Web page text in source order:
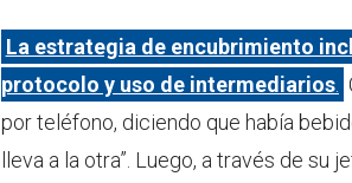
La estrategia de encubrimiento
protocolo y uso de intermediarios
por teléfono, diciendo que había
lleva a la otra”. Luego, a través de